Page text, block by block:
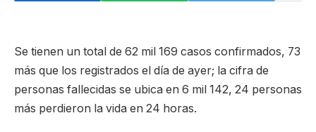
Se tienen un total de 62 mil 169 casos confirmados, 73
más que los registrados el día de ayer; la cifra de
personas fallecidas se ubica en 6 mil 142, 24 personas
más perdieron la vida en 24 horas.